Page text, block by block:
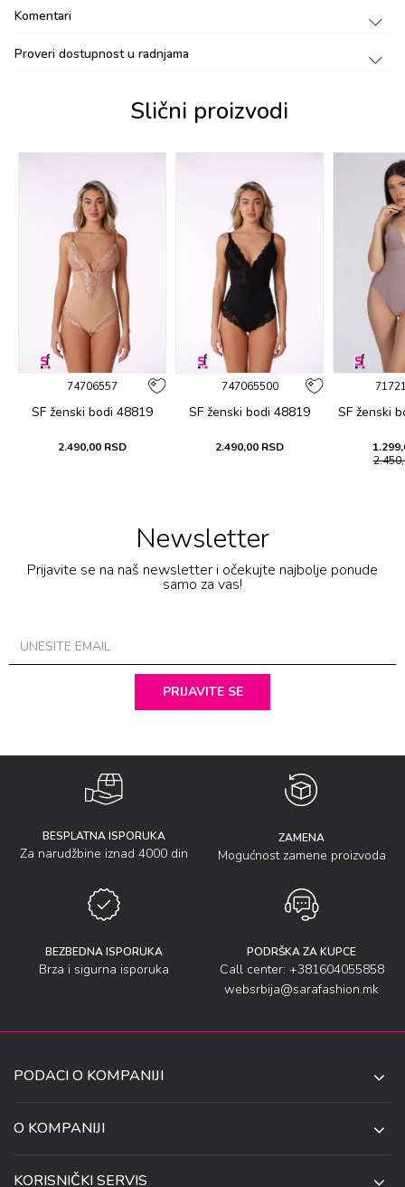
Komentari
Proveri dostupnost u radnjama
Slični proizvodi
74706557
SF ženski bоdi 48819
2.490,00 RSD
747065500
SF ženski bоdi 48819
2.490,00 RSD
SF ženski
Newsletter
Prijavite se na naš newsletter i očekujte najbolje ponude
samo za vas!
PRIJAVITE SE
BESPLATNA ISPORUKA
Za narudžbine iznad 4000 din
ZAMENA
Mogućnost zamene proizvoda
BEZBEDNA ISPORUKA
Brza i sigurna isporuka
PODRŠKA ZA KUPCE
Call center: +381604055858
websrbija@sarafashion.mk
PODACI O KOMPANIJI
UL. ANETE ANDREJEVIĆ 13
O KOMPANIJI
KORISNIČKI SERVIS